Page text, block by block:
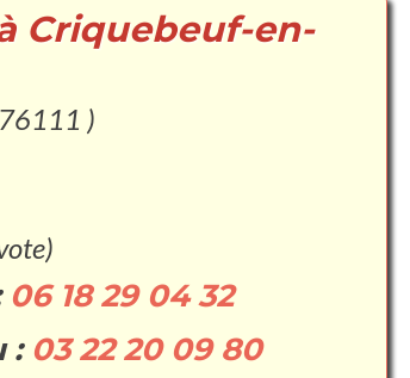
Criquebeuf-en-
)
06 18 29 04 32
: 03 22 20 09 80